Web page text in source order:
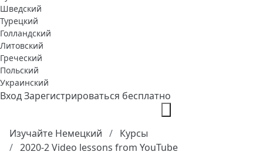
Шведский
Турецкий
Голландский
Литовский
Греческий
Польский
Украинский
ВходЗарегистрироваться бесплатно
Изучайте Немецкий
Курсы
2020-2 Video lessons from YouTube